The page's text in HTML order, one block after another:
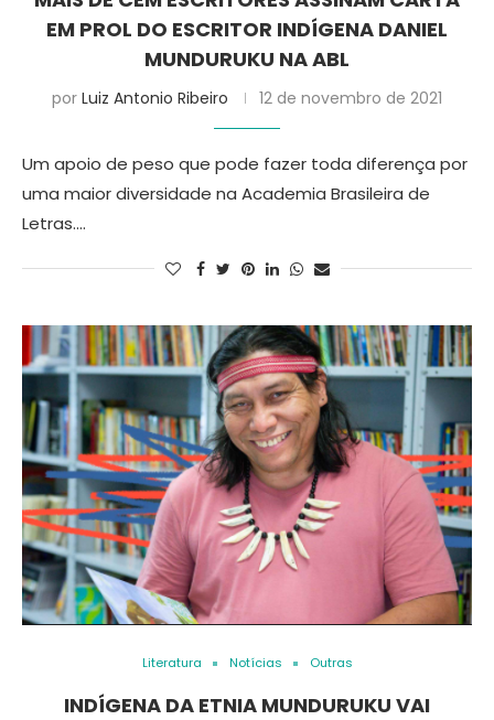
EM PROL DO ESCRITOR INDÍGENA DANIEL
MUNDURUKU NA ABL
por Luiz Antonio Ribeiro 12 de novembro de 2021
Um apoio de peso que pode fazer toda diferença por
uma maior diversidade na Academia Brasileira de
Letras.…
Literatura Notícias Outras
INDÍGENA DA ETNIA MUNDURUKU VAI